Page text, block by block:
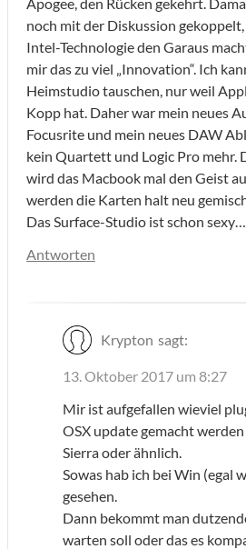
Apogee, den Rücken gekehrt.
noch mit der Diskussion
Intel-Technologie den Garaus
mir das zu viel „Innovation“. Ich
Heimstudio tauschen, nur weil
Kopp hat. Daher war mein neues
Focusrite und mein neues DAW
kein Quartett und Logic Pro mehr.
wird das Macbook mal den Geist
werden die Karten halt neu
Das Surface-Studio ist schon
Antworten
Krypton sagt:
13. Oktober 2017 um 8:27
Mir ist aufgefallen wieviel
OSX update gemacht
Sierra oder ähnlich.
Sowas hab ich bei Win (egal
gesehen.
Dann bekommt man
warten soll oder das es